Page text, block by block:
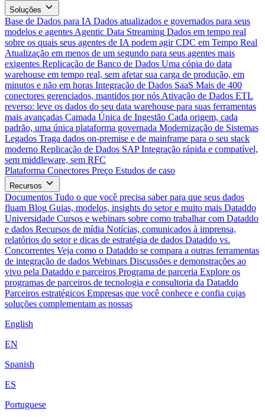
Soluções
Base de Dados para IA Dados atualizados e governados para seus
modelos e agentes Agentic Data Streaming Dados em tempo real
sobre os quais seus agentes de IA podem agir CDC em Tempo Real
Atualização em menos de um segundo para seus agentes mais
exigentes Replicação de Banco de Dados Uma cópia do data
warehouse em tempo real, sem afetar sua carga de produção, em
minutos e não em horas Integração de Dados SaaS Mais de 400
conectores gerenciados, mantidos por nós Ativação de Dados ETL
reverso: leve os dados do seu data warehouse para suas ferramentas
mais avançadas Camada Única de Ingestão Cada origem, cada
padrão, uma única plataforma governada Modernização de Sistemas
Legados Traga dados on-premise e de mainframe para o seu stack
moderno Replicação de Dados SAP Integração rápida e compatível,
sem middleware, sem RFC
Plataforma Conectores Preço Estudos de caso
Recursos
Documentos Tudo o que você precisa saber para que seus dados
fluam Blog Guias, modelos, insights do setor e muito mais Dataddo
Universidade Cursos e webinars sobre como trabalhar com Dataddo
e dados Recursos de mídia Notícias, comunicados à imprensa,
relatórios do setor e dicas de estratégia de dados Dataddo vs.
Concorrentes Veja como o Dataddo se compara a outras ferramentas
de integração de dados Webinars Discussões e demonstrações ao
vivo pela Dataddo e parceiros Programa de parceria Explore os
programas de parceiros de tecnologia e consultoria da Dataddo
Parceiros estratégicos Empresas que você conhece e confia cujas
soluções complementam as nossas
English
EN
Spanish
ES
Portuguese